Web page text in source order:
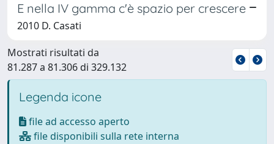
E nella IV gamma c'è spazio per crescere
2010 D. Casati
Mostrati risultati da
81.287 a 81.306 di 329.132
Legenda icone
file ad accesso aperto
file disponibili sulla rete interna